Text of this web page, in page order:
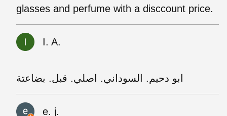
glasses and perfume with a disccount price.
I. A.
ابو دحيم. السوداني. اصلي. قبل. بضاعتة
e. j.